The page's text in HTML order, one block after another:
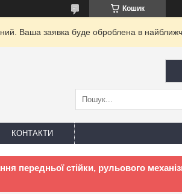
Кошик
Ваша заявка буде оброблена в
КОНТАКТИ
передньої стійки, рульового